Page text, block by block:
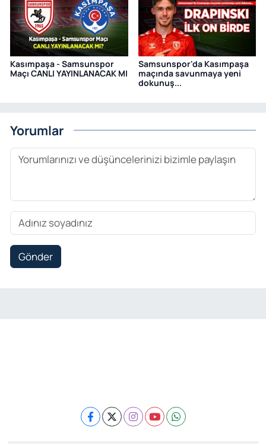
Kasımpaşa - Samsunspor
Maçı CANLI YAYINLANACAK MI
Samsunspor'da Kasımpaşa
maçında savunmaya yeni
dokunuş...
Yorumlar
Gönder